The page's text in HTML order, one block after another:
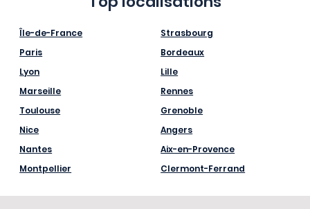
Île-de-France
Paris
Lyon
Marseille
Toulouse
Nice
Nantes
Montpellier
Strasbourg
Bordeaux
Lille
Rennes
Grenoble
Angers
Aix-en-Provence
Clermont-Ferrand